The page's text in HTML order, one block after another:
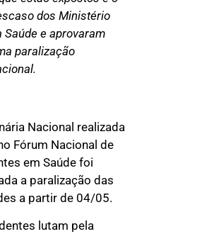
dos Ministério
Saúde e aprovaram
paralização
Nacional realizada
Fórum Nacional de
em Saúde foi
a paralização das
a partir de 04/05.
lutam pela